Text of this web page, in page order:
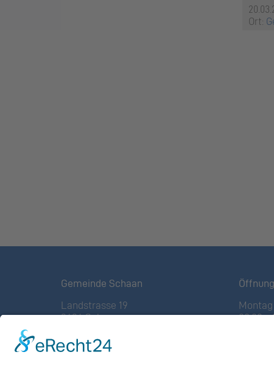
Ort:
Gemeinde Schaan
Landstrasse 19
9494 Schaan
Tel +423 / 237 72 00
08:00 –